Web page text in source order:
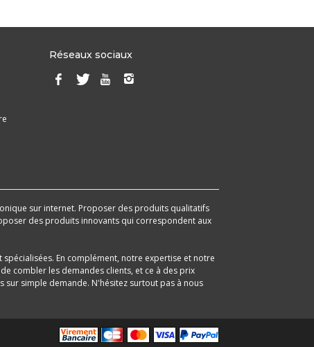
Réseaux sociaux
sur internet. Proposer des produits qualitatifs
des produits innovants qui correspondent aux
En complément, notre expertise et notre
combler les demandes clients, et ce à des prix
simple demande. N'hésitez surtout pas à nous